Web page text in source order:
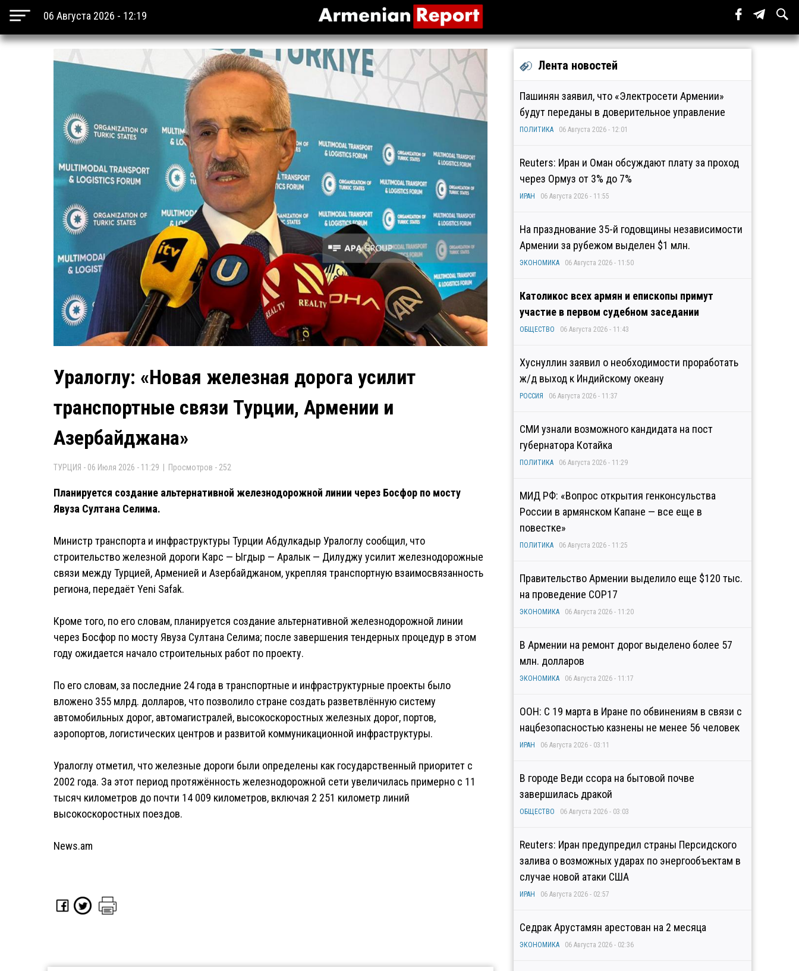
06 Августа 2026 - 12:19
Уралоглу: «Новая железная дорога усилит
транспортные связи Турции, Армении и
Азербайджана»
ТУРЦИЯ - 06 Июля 2026 - 11:29 | Просмотров - 252
Планируется создание альтернативной железнодорожной линии через Босфор по мосту
Явуза Султана Селима.
Министр транспорта и инфраструктуры Турции Абдулкадыр Уралоглу сообщил, что
строительство железной дороги Карс — Ыгдыр — Аралык — Дилуджу усилит железнодорожные
связи между Турцией, Арменией и Азербайджаном, укрепляя транспортную взаимосвязанность
региона, передаёт Yeni Safak.
Кроме того, по его словам, планируется создание альтернативной железнодорожной линии
через Босфор по мосту Явуза Султана Селима; после завершения тендерных процедур в этом
году ожидается начало строительных работ по проекту.
По его словам, за последние 24 года в транспортные и инфраструктурные проекты было
вложено 355 млрд. долларов, что позволило стране создать разветвлённую систему
автомобильных дорог, автомагистралей, высокоскоростных железных дорог, портов,
аэропортов, логистических центров и развитой коммуникационной инфраструктуры.
Уралоглу отметил, что железные дороги были определены как государственный приоритет с
2002 года. За этот период протяжённость железнодорожной сети увеличилась примерно с 11
тысяч километров до почти 14 009 километров, включая 2 251 километр линий
высокоскоростных поездов.
News.am
Лента новостей
Пашинян заявил, что «Электросети Армении»
будут переданы в доверительное управление
ПОЛИТИКА 06 Августа 2026 - 12:01
Reuters: Иран и Оман обсуждают плату за проход
через Ормуз от 3% до 7%
ИРАН 06 Августа 2026 - 11:55
На празднование 35-й годовщины независимости
Армении за рубежом выделен $1 млн.
ЭКОНОМИКА 06 Августа 2026 - 11:50
Католикос всех армян и епископы примут
участие в первом судебном заседании
ОБЩЕСТВО 06 Августа 2026 - 11:43
Хуснуллин заявил о необходимости проработать
ж/д выход к Индийскому океану
РОССИЯ 06 Августа 2026 - 11:37
СМИ узнали возможного кандидата на пост
губернатора Котайка
ПОЛИТИКА 06 Августа 2026 - 11:29
МИД РФ: «Вопрос открытия генконсульства
России в армянском Капане — все еще в
повестке»
ПОЛИТИКА 06 Августа 2026 - 11:25
Правительство Армении выделило еще $120 тыс.
на проведение COP17
ЭКОНОМИКА 06 Августа 2026 - 11:20
В Армении на ремонт дорог выделено более 57
млн. долларов
ЭКОНОМИКА 06 Августа 2026 - 11:17
ООН: С 19 марта в Иране по обвинениям в связи с
нацбезопасностью казнены не менее 56 человек
ИРАН 06 Августа 2026 - 03:11
В городе Веди ссора на бытовой почве
завершилась дракой
ОБЩЕСТВО 06 Августа 2026 - 03:03
Reuters: Иран предупредил страны Персидского
залива о возможных ударах по энергообъектам в
случае новой атаки США
ИРАН 06 Августа 2026 - 02:57
Седрак Арустамян арестован на 2 месяца
ЭКОНОМИКА 06 Августа 2026 - 02:36